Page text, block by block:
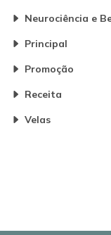
Neurociência e
Principal
Promoção
Receita
Velas